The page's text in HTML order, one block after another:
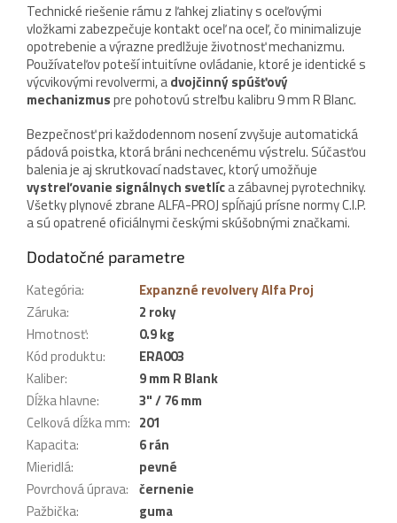
Technické riešenie rámu z ľahkej zliatiny s oceľovými
vložkami zabezpečuje kontakt oceľ na oceľ, čo minimalizuje
opotrebenie a výrazne predlžuje životnosť mechanizmu.
Používateľov poteší intuitívne ovládanie, ktoré je identické s
výcvikovými revolvermi, advojčinný spúšťový
mechanizmuspre pohotovú streľbu kalibru 9 mm R Blanc.
Bezpečnosť pri každodennom nosení zvyšuje automatická
pádová poistka, ktorá bráni nechcenému výstrelu. Súčasťou
balenia je aj skrutkovací nadstavec, ktorý umožňuje
vystreľovanie signálnych svetlíca zábavnej pyrotechniky.
Všetky plynové zbrane ALFA-PROJ spĺňajú prísne normy C.I.P.
a sú opatrené oficiálnymi českými skúšobnými značkami.
Dodatočné parametre
Kategória:
Expanzné revolvery Alfa Proj
Záruka:
2 roky
Hmotnosť:
0.9 kg
Kód produktu:
ERA003
Kaliber:
9 mm R Blank
Dĺžka hlavne:
3" / 76 mm
Celková dĺžka mm: 201
Kapacita:
6 rán
Mieridlá:
pevné
Povrchová úprava: černenie
Pažbička: guma